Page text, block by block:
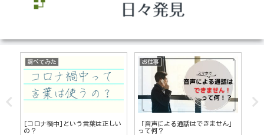
調べてみた
[コロナ禍中]という言葉は正しい
の？
お仕事
「音声による通話はできません」
って何？